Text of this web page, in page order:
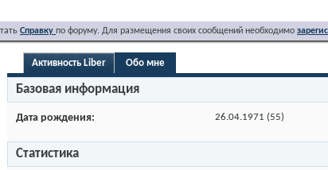
Справку по форуму. Для размещения своих сообщений необходимо
Активность Liber Обо мне
Базовая информация
Дата рождения 26.04.1971 (55)
Статистика